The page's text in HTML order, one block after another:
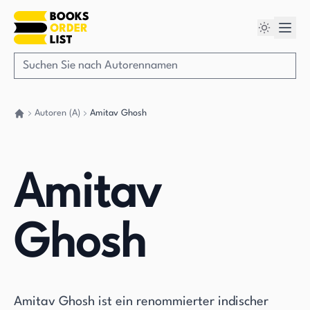
Autoren (A) Amitav Ghosh
Amitav
Ghosh
Amitav Ghosh ist ein renommierter indischer